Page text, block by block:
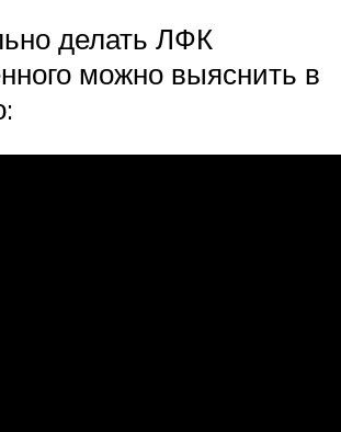
делать ЛФК
можно выяснить в